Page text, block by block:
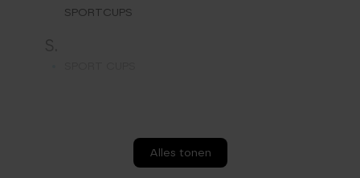
SPORTCUPS
Alles tonen